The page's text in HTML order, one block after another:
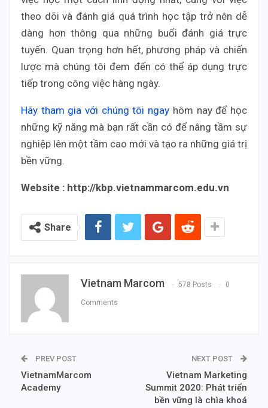
theo dõi và đánh giá quá trình học tập trở nên dễ
dàng hơn thông qua những buổi đánh giá trực
tuyến. Quan trọng hơn hết, phương pháp và chiến
lược mà chúng tôi đem đến có thể áp dụng trực
tiếp trong công việc hàng ngày.
Hãy tham gia với chúng tôi ngay hôm nay để học
những kỹ năng mà bạn rất cần có để nâng tầm sự
nghiệp lên một tầm cao mới và tạo ra những giá trị
bền vững.
Website : http://kbp.vietnammarcom.edu.vn
Share
Vietnam Marcom 578 Posts 0
Comments
PREV POST
VietnamMarcom
Academy
NEXT POST
Vietnam Marketing
Summit 2020: Phát triển
bền vững là chìa khoá